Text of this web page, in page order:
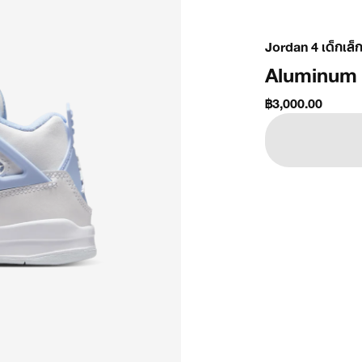
Jordan 4 เด็กเล็ก
Aluminum
฿3,000.00